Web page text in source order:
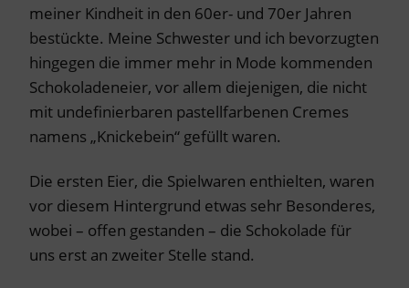
meiner Kindheit in den 60er- und 70er Jahren
bestückte. Meine Schwester und ich bevorzugten
hingegen die immer mehr in Mode kommenden
Schokoladeneier, vor allem diejenigen, die nicht
mit undefinierbaren pastellfarbenen Cremes
namens „Knickebein“ gefüllt waren.
Die ersten Eier, die Spielwaren enthielten, waren
vor diesem Hintergrund etwas sehr Besonderes,
wobei – offen gestanden – die Schokolade für
uns erst an zweiter Stelle stand.